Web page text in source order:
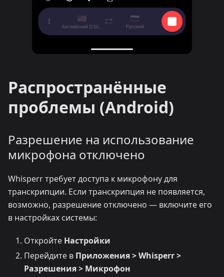
Распространённые
проблемы (Android)
Разрешение на использование
микрофона отключено
Whisperr требует доступа к микрофону для
транскрипции. Если транскрипция не появляется,
возможно, разрешение отключено — включите его
в настройках системы:
Откройте Настройки
Перейдите в Приложения > Whisperr >
Разрешения > Микрофон